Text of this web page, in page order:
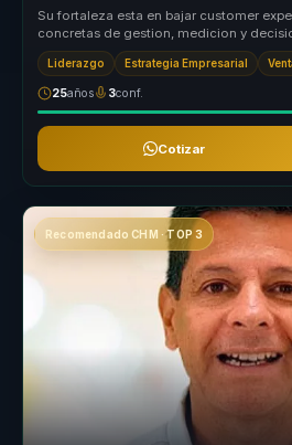
Su fortaleza esta en bajar customer
concretas de gestion, medicion y
mirada de nego...
Liderazgo Estrategia Empresarial
25años 3conf.
Cotizar
Recomendado CHM · TOP 3